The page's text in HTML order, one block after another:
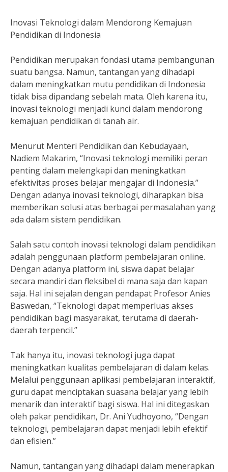
Inovasi Teknologi dalam Mendorong Kemajuan
Pendidikan di Indonesia
Pendidikan merupakan fondasi utama pembangunan
suatu bangsa. Namun, tantangan yang dihadapi
dalam meningkatkan mutu pendidikan di Indonesia
tidak bisa dipandang sebelah mata. Oleh karena itu,
inovasi teknologi menjadi kunci dalam mendorong
kemajuan pendidikan di tanah air.
Menurut Menteri Pendidikan dan Kebudayaan,
Nadiem Makarim, “Inovasi teknologi memiliki peran
penting dalam melengkapi dan meningkatkan
efektivitas proses belajar mengajar di Indonesia.”
Dengan adanya inovasi teknologi, diharapkan bisa
memberikan solusi atas berbagai permasalahan yang
ada dalam sistem pendidikan.
Salah satu contoh inovasi teknologi dalam pendidikan
adalah penggunaan platform pembelajaran online.
Dengan adanya platform ini, siswa dapat belajar
secara mandiri dan fleksibel di mana saja dan kapan
saja. Hal ini sejalan dengan pendapat Profesor Anies
Baswedan, “Teknologi dapat memperluas akses
pendidikan bagi masyarakat, terutama di daerah-
daerah terpencil.”
Tak hanya itu, inovasi teknologi juga dapat
meningkatkan kualitas pembelajaran di dalam kelas.
Melalui penggunaan aplikasi pembelajaran interaktif,
guru dapat menciptakan suasana belajar yang lebih
menarik dan interaktif bagi siswa. Hal ini ditegaskan
oleh pakar pendidikan, Dr. Ani Yudhoyono, “Dengan
teknologi, pembelajaran dapat menjadi lebih efektif
dan efisien.”
Namun, tantangan yang dihadapi dalam menerapkan